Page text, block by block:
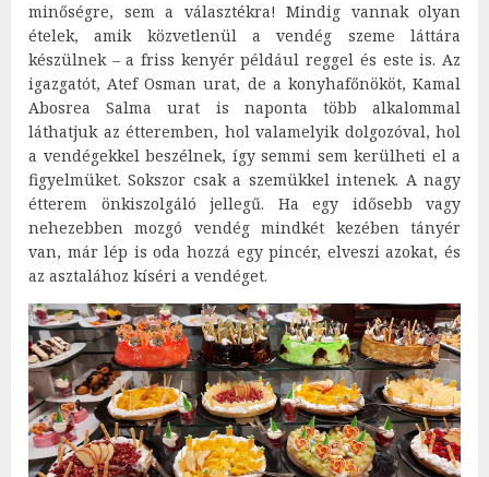
minőségre, sem a választékra! Mindig vannak olyan
ételek, amik közvetlenül a vendég szeme láttára
készülnek – a friss kenyér például reggel és este is. Az
igazgatót, Atef Osman urat, de a konyhafőnököt, Kamal
Abosrea Salma urat is naponta több alkalommal
láthatjuk az étteremben, hol valamelyik dolgozóval, hol
a vendégekkel beszélnek, így semmi sem kerülheti el a
figyelmüket. Sokszor csak a szemükkel intenek. A nagy
étterem önkiszolgáló jellegű. Ha egy idősebb vagy
nehezebben mozgó vendég mindkét kezében tányér
van, már lép is oda hozzá egy pincér, elveszi azokat, és
az asztalához kíséri a vendéget.